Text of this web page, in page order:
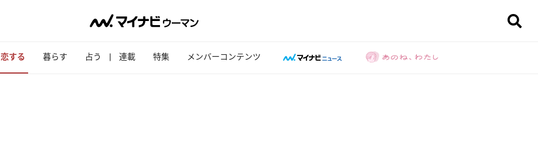
恋する 暮らす 占う 連載 特集 メンバーコンテンツ